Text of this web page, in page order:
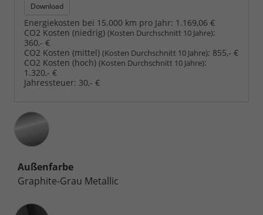
Download
Energiekosten bei 15.000 km pro Jahr: 1.169,06 €
CO2 Kosten (niedrig) (Kosten Durchschnitt 10 Jahre):
360,- €
CO2 Kosten (mittel) (Kosten Durchschnitt 10 Jahre): 855,- €
CO2 Kosten (hoch) (Kosten Durchschnitt 10 Jahre):
1.320,- €
Jahressteuer: 30,- €
Außenfarbe
Graphite-Grau Metallic
Innenausstattung